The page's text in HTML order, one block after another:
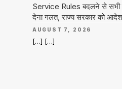
Service Rules बदलने से सभी
देना गलत, राज्य सरकार को आदेश
AUGUST 7, 2026
[…] […]